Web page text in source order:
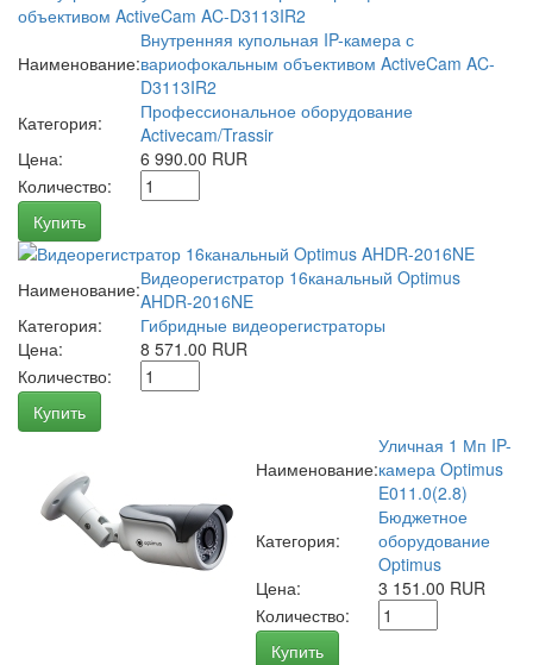
Наименование:
Внутренняя купольная IP-камера с
вариофокальным объективом ActiveCam AC-
D3113IR2
Категория:
Профессиональное оборудование
Activecam/Trassir
Цена:
6 990.00 RUR
Количество:
Купить
Наименование:Видеорегистратор 16канальный Optimus
AHDR-2016NE
Категория:
Гибридные видеорегистраторы
Цена:
8 571.00 RUR
Количество:
Купить
Наименование:
Уличная 1 Мп IP-
камера Optimus
E011.0(2.8)
Категория:
Бюджетное
оборудование
Optimus
Цена:
3 151.00 RUR
Количество:
Купить